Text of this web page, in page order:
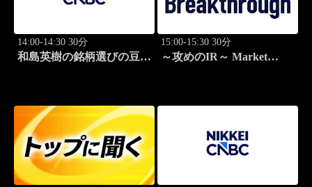
14:00-14:30 30分
和島英樹の銘柄選びの豆知
15:00-15:30 30分
～攻めのIR～ Market